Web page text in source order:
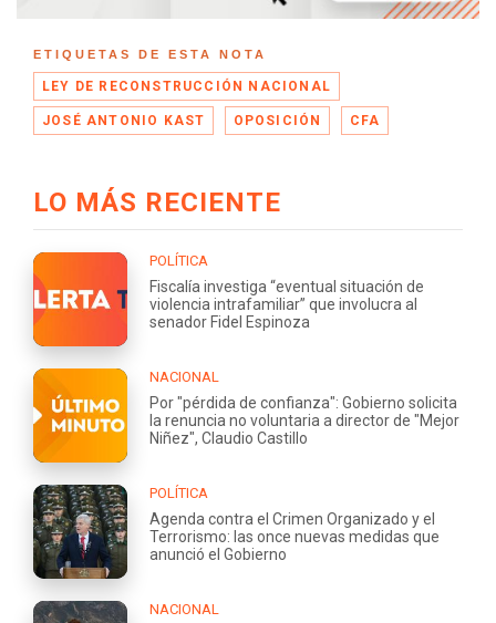
ETIQUETAS DE ESTA NOTA
LEY DE RECONSTRUCCIÓN NACIONAL
JOSÉ ANTONIO KAST OPOSICIÓN CFA
LO MÁS RECIENTE
POLÍTICA
Fiscalía investiga “eventual situación de
violencia intrafamiliar” que involucra al
senador Fidel Espinoza
NACIONAL
Por "pérdida de confianza": Gobierno solicita
la renuncia no voluntaria a director de "Mejor
Niñez", Claudio Castillo
POLÍTICA
Agenda contra el Crimen Organizado y el
Terrorismo: las once nuevas medidas que
anunció el Gobierno
NACIONAL